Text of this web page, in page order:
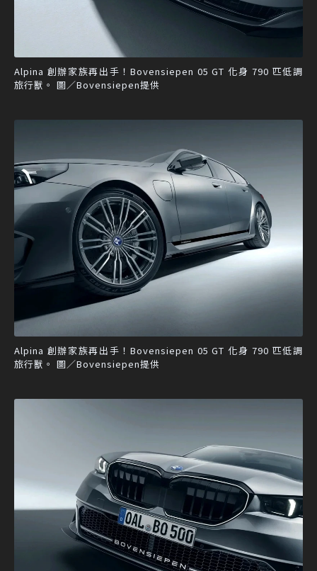
Alpina 創辦家族再出手！Bovensiepen 05 GT 化身 790 匹低調
旅行獸。 圖／Bovensiepen提供
Alpina 創辦家族再出手！Bovensiepen 05 GT 化身 790 匹低調
旅行獸。 圖／Bovensiepen提供